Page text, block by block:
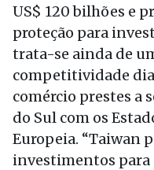
US$ 120 bilhões e
proteção para
trata-se ainda de
competitividade
comércio prestes a
do Sul com os
Europeia. “Taiwan
investimentos para